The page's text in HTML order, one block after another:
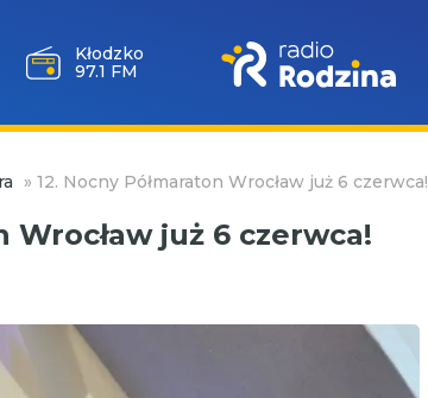
Kłodzko
97.1 FM
» 12. Nocny Półmaraton Wrocław już 6 czerwca!
Wrocław już 6 czerwca!